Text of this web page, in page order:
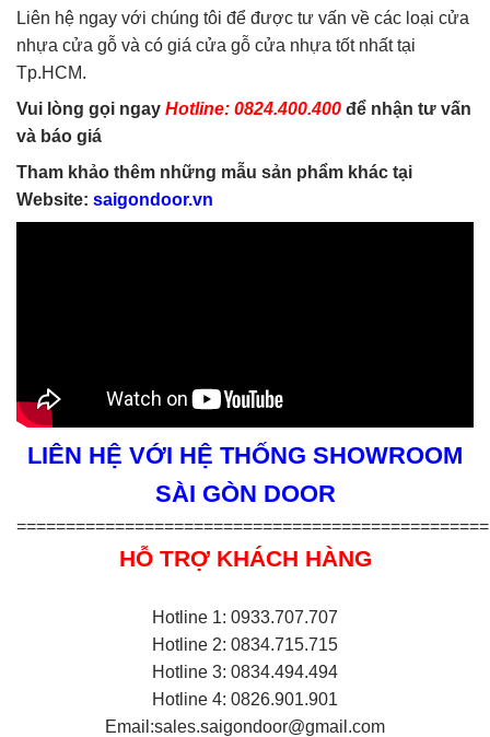
Liên hệ ngay với chúng tôi để được tư vấn về các loại cửa
nhựa cửa gỗ và có giá cửa gỗ cửa nhựa tốt nhất tại
Tp.HCM.
Vui lòng gọi ngay Hotline: 0824.400.400 để nhận tư vấn
và báo giá
Tham khảo thêm những mẫu sản phẩm khác tại
Website: saigondoor.vn
LIÊN HỆ VỚI HỆ THỐNG SHOWROOM
SÀI GÒN DOOR
================================================
HỖ TRỢ KHÁCH HÀNG
Hotline 1: 0933.707.707
Hotline 2: 0834.715.715
Hotline 3: 0834.494.494
Hotline 4: 0826.901.901
Email:sales.saigondoor@gmail.com